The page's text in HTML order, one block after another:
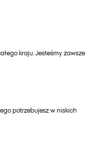
kraju. Jesteśmy zawsze
potrzebujesz w niskich